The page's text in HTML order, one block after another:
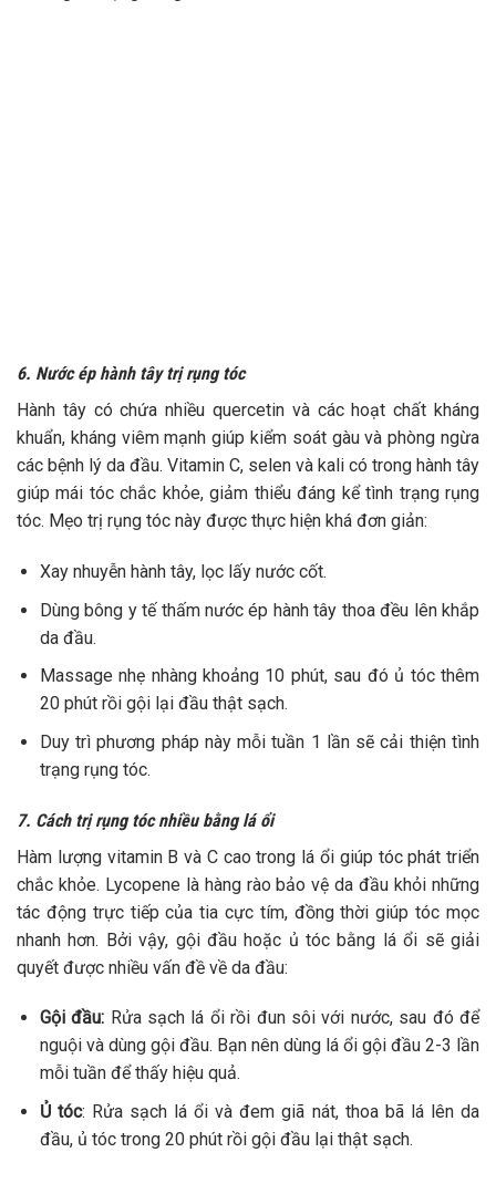
6. Nước ép hành tây trị rụng tóc
Hành tây có chứa nhiều quercetin và các hoạt chất kháng
khuẩn, kháng viêm mạnh giúp kiểm soát gàu và phòng ngừa
các bệnh lý da đầu. Vitamin C, selen và kali có trong hành tây
giúp mái tóc chắc khỏe, giảm thiểu đáng kể tình trạng rụng
tóc. Mẹo trị rụng tóc này được thực hiện khá đơn giản:
Xay nhuyễn hành tây, lọc lấy nước cốt.
Dùng bông y tế thấm nước ép hành tây thoa đều lên khắp
da đầu.
Massage nhẹ nhàng khoảng 10 phút, sau đó ủ tóc thêm
20 phút rồi gội lại đầu thật sạch.
Duy trì phương pháp này mỗi tuần 1 lần sẽ cải thiện tình
trạng rụng tóc.
7. Cách trị rụng tóc nhiều bằng lá ổi
Hàm lượng vitamin B và C cao trong lá ổi giúp tóc phát triển
chắc khỏe. Lycopene là hàng rào bảo vệ da đầu khỏi những
tác động trực tiếp của tia cực tím, đồng thời giúp tóc mọc
nhanh hơn. Bởi vậy, gội đầu hoặc ủ tóc bằng lá ổi sẽ giải
quyết được nhiều vấn đề về da đầu:
Gội đầu: Rửa sạch lá ổi rồi đun sôi với nước, sau đó để
nguội và dùng gội đầu. Bạn nên dùng lá ổi gội đầu 2-3 lần
mỗi tuần để thấy hiệu quả.
Ủ tóc: Rửa sạch lá ổi và đem giã nát, thoa bã lá lên da
đầu, ủ tóc trong 20 phút rồi gội đầu lại thật sạch.